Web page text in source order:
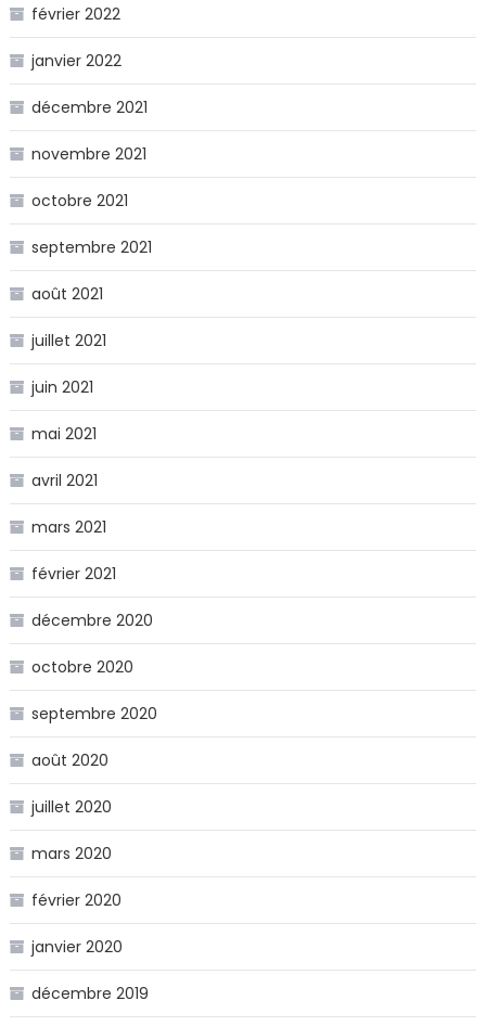
février 2022
janvier 2022
décembre 2021
novembre 2021
octobre 2021
septembre 2021
août 2021
juillet 2021
juin 2021
mai 2021
avril 2021
mars 2021
février 2021
décembre 2020
octobre 2020
septembre 2020
août 2020
juillet 2020
mars 2020
février 2020
janvier 2020
décembre 2019